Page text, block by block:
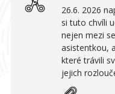
26.6. 2026
si tuto chvíli
nejen mezi
asistentkou,
které trávili
jejich